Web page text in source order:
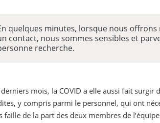
quelques minutes, lorsque nous
contact, nous sommes sensibles et
recherche.
derniers mois, la COVID a elle aussi fait
y compris parmi le personnel, qui ont
faille de la part des deux membres de